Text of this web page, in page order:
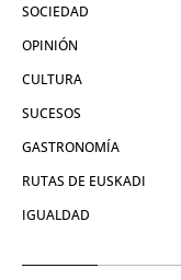
SOCIEDAD
OPINIÓN
CULTURA
SUCESOS
GASTRONOMÍA
RUTAS DE EUSKADI
IGUALDAD